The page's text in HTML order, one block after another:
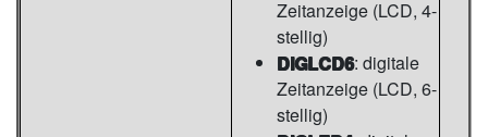
Zeitanzeige (LCD, 4-
stellig)
DIGLCD6: digitale
Zeitanzeige (LCD, 6-
stellig)